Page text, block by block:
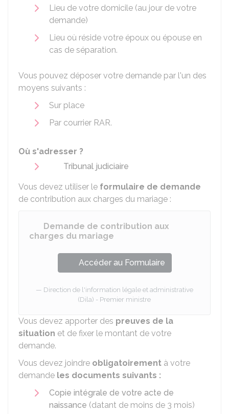
Lieu de votre domicile (au jour de votre
demande)
Lieu où réside votre époux ou épouse en
cas de séparation.
Vous pouvez déposer votre demande par l'un des
moyens suivants :
Sur place
Par courrier RAR.
Où s'adresser ?
Tribunal judiciaire
Vous devez utiliser le formulaire de demande
de contribution aux charges du mariage :
Demande de contribution aux
charges du mariage
Accéder au Formulaire
Direction de l'information légale et administrative
(Dila) - Premier ministre
Vous devez apporter des preuves de la
situation et de fixer le montant de votre
demande.
Vous devez joindre obligatoirement à votre
demande les documents suivants :
Copie intégrale de votre acte de
naissance (datant de moins de 3 mois)